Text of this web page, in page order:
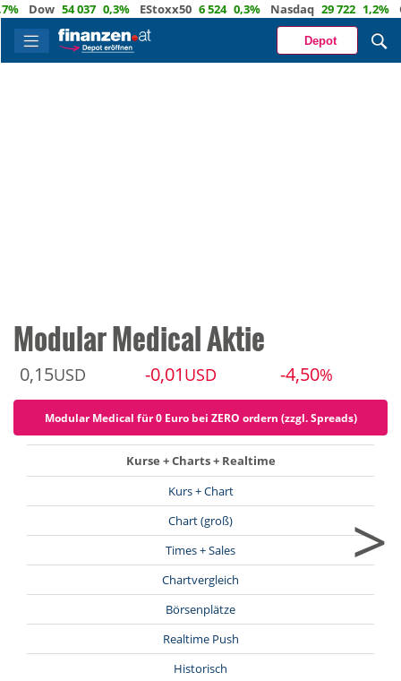
Dow 54 037 0,3% EStoxx50 6 524 0,3% Nasdaq 29 722 1,2% Öl
Depot
Modular Medical Aktie
0,15USD -0,01 USD -4,50%
Modular Medical für 0 Euro bei ZERO ordern (zzgl. Spreads)
Kurse + Charts + Realtime
Kurs + Chart
Chart (groß)
Times + Sales
Chartvergleich
Börsenplätze
Realtime Push
Historisch
>